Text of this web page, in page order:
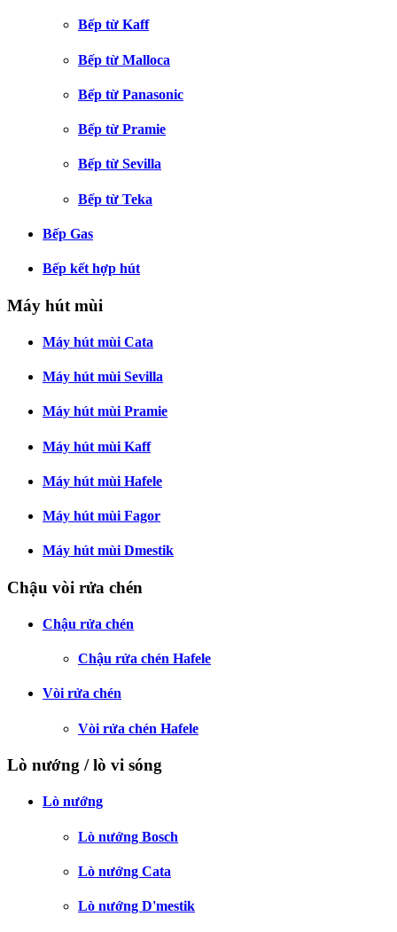
Bếp từ Kaff
Bếp từ Malloca
Bếp từ Panasonic
Bếp từ Pramie
Bếp từ Sevilla
Bếp từ Teka
Bếp Gas
Bếp kết hợp hút
Máy hút mùi
Máy hút mùi Cata
Máy hút mùi Sevilla
Máy hút mùi Pramie
Máy hút mùi Kaff
Máy hút mùi Hafele
Máy hút mùi Fagor
Máy hút mùi Dmestik
Chậu vòi rửa chén
Chậu rửa chén
Chậu rửa chén Hafele
Vòi rửa chén
Vòi rửa chén Hafele
Lò nướng / lò vi sóng
Lò nướng
Lò nướng Bosch
Lò nướng Cata
Lò nướng D'mestik